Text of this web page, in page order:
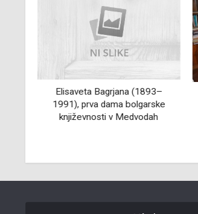
Elisaveta Bagrjana (1893–
1991), prva dama bolgarske
književnosti v Medvodah